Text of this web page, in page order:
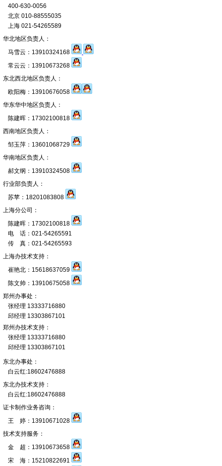
400-630-0056
北京 010-88555035
上海 021-54265589
华北地区负责人：
马雪云：13910324168
常云云：13910673268
东北西北地区负责人：
欧阳梅：13910676058
华东华中地区负责人：
陈建晖：17302100818
西南地区负责人：
邹玉萍：13601068729
华南地区负责人：
郝文纲：13910324508
行业部负责人：
苏苹：18201083808
上海分公司：
陈建晖：17302100818
电 话：021-54265591
传 真：021-54265593
上海办技术支持：
崔艳北：15618637059
陈文帅：13910675058
郑州办事处：
张经理 13333716880
邱经理 13303867101
郑州办技术支持：
张经理 13333716880
邱经理 13303867101
东北办事处：
白云红:18602476888
东北办技术支持：
白云红:18602476888
证卡制作业务咨询：
王 婷：13910671028
技术支持服务：
金 超：13910673658
宋 海：15210822691